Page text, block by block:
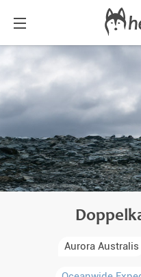
Aurora Australis